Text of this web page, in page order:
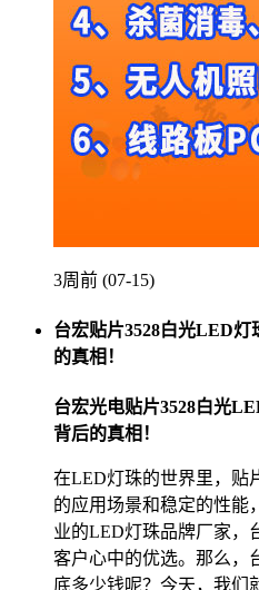
3周前 (07-15)
台宏贴片3528白光LED
的真相！
台宏光电贴片3528白光
背后的真相！
在LED灯珠的世界里，贴
的应用场景和稳定的性能
业的LED灯珠品牌厂家，
客户心中的优选。那么，
底多少钱呢？今天，我们